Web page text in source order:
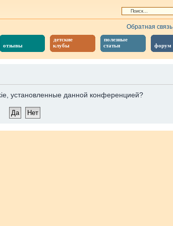
отзывы
детские
клубы
полезные
статьи
форум
Обратная связь
установленные данной конференцией?